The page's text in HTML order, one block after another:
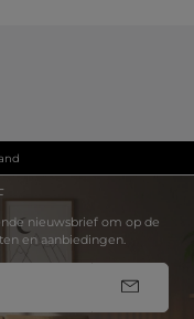
nieuwsbrief om op de
en aanbiedingen.